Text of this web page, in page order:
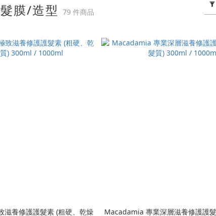
膜/造型79 件商品
養修護護髮素 (粗硬、乾燥
Macadamia 專業深層滋養修護護